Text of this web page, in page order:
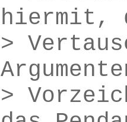
hiermit,
>
>